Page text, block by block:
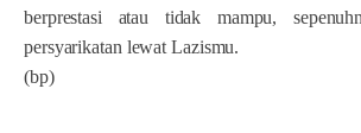
berprestasi atau tidak mampu,
persyarikatan lewat Lazismu.
(bp)